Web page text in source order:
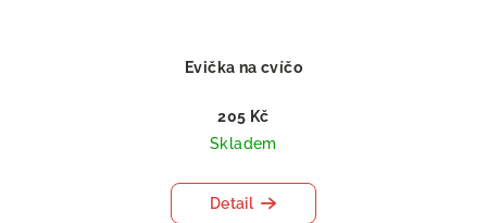
Evička na cvíčo
205 Kč
Skladem
Detail